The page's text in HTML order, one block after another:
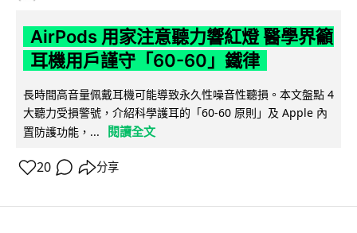
AirPods 用家注意聽力響紅燈 醫學界籲
耳機用戶謹守「60-60」鐵律
長時間高音量佩戴耳機可能導致永久性噪音性聽損。本文盤點 4
大聽力受損警號，介紹科學護耳的「60-60 原則」及 Apple 內
置防護功能，...
閱讀全文
20 分享